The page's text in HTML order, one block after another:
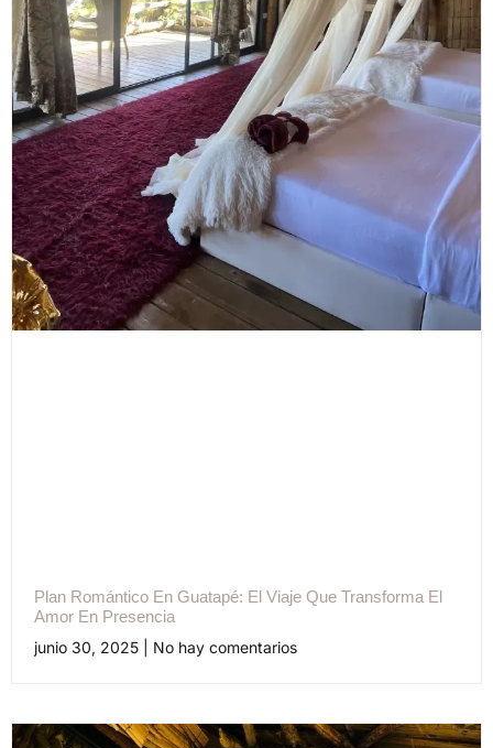
Plan Romántico En Guatapé: El Viaje Que Transforma El
Amor En Presencia
junio 30, 2025
No hay comentarios